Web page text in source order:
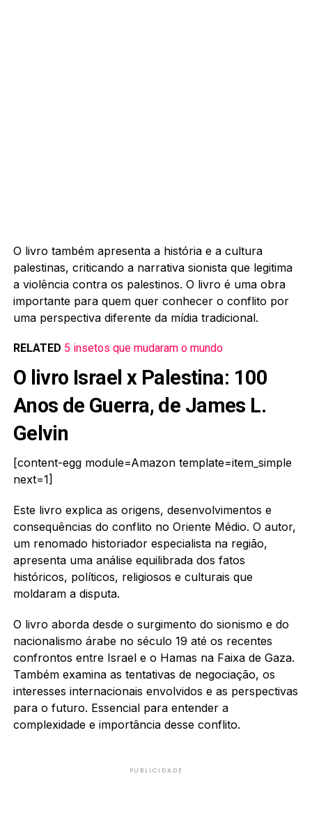
O livro também apresenta a história e a cultura
palestinas, criticando a narrativa sionista que legitima
a violência contra os palestinos. O livro é uma obra
importante para quem quer conhecer o conflito por
uma perspectiva diferente da mídia tradicional.
RELATED 5 insetos que mudaram o mundo
O livro Israel x Palestina: 100
Anos de Guerra, de James L.
Gelvin
[content-egg module=Amazon template=item_simple
next=1]
Este livro explica as origens, desenvolvimentos e
consequências do conflito no Oriente Médio. O autor,
um renomado historiador especialista na região,
apresenta uma análise equilibrada dos fatos
históricos, políticos, religiosos e culturais que
moldaram a disputa.
O livro aborda desde o surgimento do sionismo e do
nacionalismo árabe no século 19 até os recentes
confrontos entre Israel e o Hamas na Faixa de Gaza.
Também examina as tentativas de negociação, os
interesses internacionais envolvidos e as perspectivas
para o futuro. Essencial para entender a
complexidade e importância desse conflito.
PUBLICIDADE